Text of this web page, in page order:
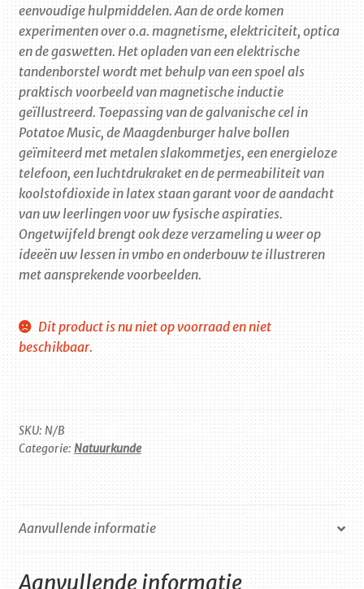
€20,75
eenvoudige hulpmiddelen. Aan de orde komen
experimenten over o.a. magnetisme, elektriciteit, optica
en de gaswetten. Het opladen van een elektrische
tandenborstel wordt met behulp van een spoel als
praktisch voorbeeld van magnetische inductie
geïllustreerd. Toepassing van de galvanische cel in
Potatoe Music, de Maagdenburger halve bollen
geïmiteerd met metalen slakommetjes, een energieloze
telefoon, een luchtdrukraket en de permeabiliteit van
koolstofdioxide in latex staan garant voor de aandacht
van uw leerlingen voor uw fysische aspiraties.
Ongetwijfeld brengt ook deze verzameling u weer op
ideeën uw lessen in vmbo en onderbouw te illustreren
met aansprekende voorbeelden.
Dit product is nu niet op voorraad en niet
beschikbaar.
SKU: N/B
Categorie: Natuurkunde
Aanvullende informatie
Aanvullende informatie